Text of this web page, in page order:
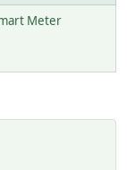
Meter